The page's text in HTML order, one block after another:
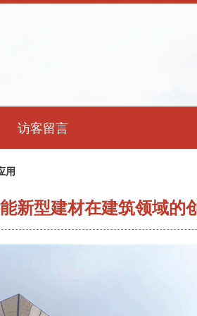
访客留言
用
新型建材在建筑领域的